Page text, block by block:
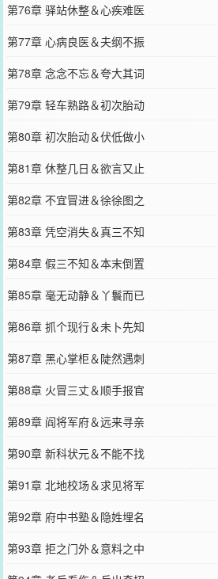
第76章 驿站休整＆心疾难医
第77章 心病良医＆夫纲不振
第78章 念念不忘＆夸大其词
第79章 轻车熟路＆初次胎动
第80章 初次胎动＆伏低做小
第81章 休整几日＆欲言又止
第82章 不宜冒进＆徐徐图之
第83章 凭空消失＆真三不知
第84章 假三不知＆本末倒置
第85章 毫无动静＆丫鬟而已
第86章 抓个现行＆未卜先知
第87章 黑心掌柜＆陡然遇刺
第88章 火冒三丈＆顺手报官
第89章 阎将军府＆远来寻亲
第90章 新科状元＆不能不找
第91章 北地校场＆求见将军
第92章 府中书塾＆隐姓埋名
第93章 拒之门外＆意料之中